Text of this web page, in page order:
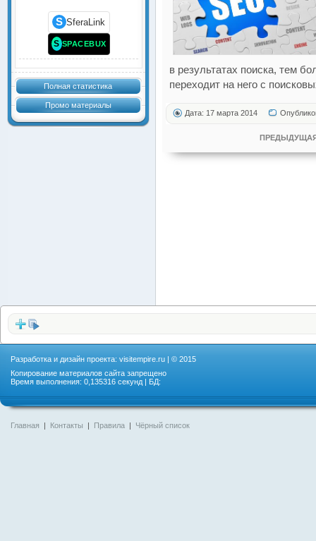
S SferaLink
S SPACEBUX
Полная статистика
Промо материалы
в результатах поиска, тем
переходит на него с
Дата: 17 марта 2014
Разработка и дизайн проекта: visitempire.ru | © 2015
Копирование материалов сайта запрещено
Время выполнения: 0,135316 секунд | БД:
Главная | Контакты | Правила | Чёрный список